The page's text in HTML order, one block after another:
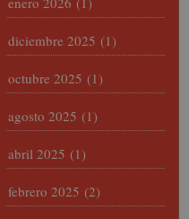
diciembre 2025 (1)
octubre 2025 (1)
agosto 2025 (1)
abril 2025 (1)
febrero 2025 (2)